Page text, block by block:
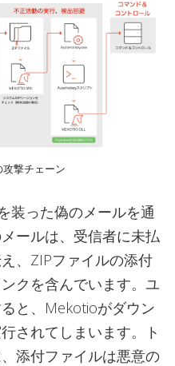
撃チェーン
装った偽のメールを通
ールは、受信者に未払
、ZIPファイルの添付
クを含んでいます。ユ
と、Mekotioがダウン
されてしまいます。ト
添付ファイルは悪意の